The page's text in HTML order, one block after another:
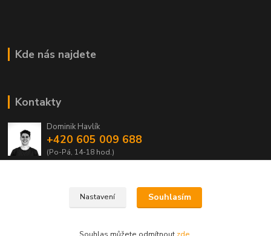
Kde nás najdete
Kontakty
Dominik Havlík
+420 605 009 688
(Po-Pá, 14-18 hod.)
Nastavení Souhlasím